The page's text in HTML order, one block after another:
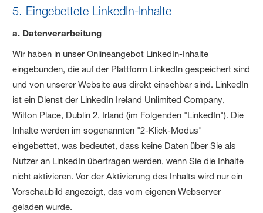
5. Eingebettete LinkedIn-Inhalte
a. Datenverarbeitung
Wir haben in unser Onlineangebot LinkedIn-Inhalte
eingebunden, die auf der Plattform LinkedIn gespeichert sind
und von unserer Website aus direkt einsehbar sind. LinkedIn
ist ein Dienst der LinkedIn Ireland Unlimited Company,
Wilton Place, Dublin 2, Irland (im Folgenden "LinkedIn"). Die
Inhalte werden im sogenannten "2-Klick-Modus"
eingebettet, was bedeutet, dass keine Daten über Sie als
Nutzer an LinkedIn übertragen werden, wenn Sie die Inhalte
nicht aktivieren. Vor der Aktivierung des Inhalts wird nur ein
Vorschaubild angezeigt, das vom eigenen Webserver
geladen wurde.